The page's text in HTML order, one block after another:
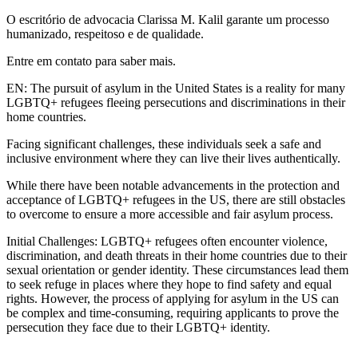
O escritório de advocacia Clarissa M. Kalil garante um processo
humanizado, respeitoso e de qualidade.
Entre em contato para saber mais.
EN: The pursuit of asylum in the United States is a reality for many
LGBTQ+ refugees fleeing persecutions and discriminations in their
home countries.
Facing significant challenges, these individuals seek a safe and
inclusive environment where they can live their lives authentically.
While there have been notable advancements in the protection and
acceptance of LGBTQ+ refugees in the US, there are still obstacles
to overcome to ensure a more accessible and fair asylum process.
Initial Challenges: LGBTQ+ refugees often encounter violence,
discrimination, and death threats in their home countries due to their
sexual orientation or gender identity. These circumstances lead them
to seek refuge in places where they hope to find safety and equal
rights. However, the process of applying for asylum in the US can
be complex and time-consuming, requiring applicants to prove the
persecution they face due to their LGBTQ+ identity.